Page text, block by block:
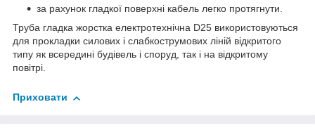
за рахунок гладкої поверхні кабель легко протягнути.
Труба гладка жорстка електротехнічна D25 використовуються
для прокладки силових і слабкострумових ліній відкритого
типу як всередині будівель і споруд, так і на відкритому
повітрі.
Приховати